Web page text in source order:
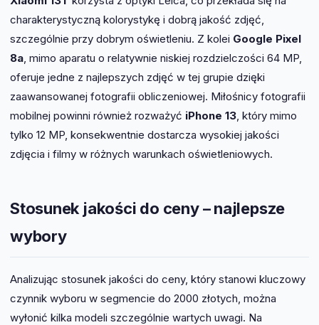
charakterystyczną kolorystykę i dobrą jakość zdjęć,
szczególnie przy dobrym oświetleniu. Z kolei Google Pixel
8a, mimo aparatu o relatywnie niskiej rozdzielczości 64 MP,
oferuje jedne z najlepszych zdjęć w tej grupie dzięki
zaawansowanej fotografii obliczeniowej. Miłośnicy fotografii
mobilnej powinni również rozważyć iPhone 13, który mimo
tylko 12 MP, konsekwentnie dostarcza wysokiej jakości
zdjęcia i filmy w różnych warunkach oświetleniowych.
Stosunek jakości do ceny – najlepsze
wybory
Analizując stosunek jakości do ceny, który stanowi kluczowy
czynnik wyboru w segmencie do 2000 złotych, można
wyłonić kilka modeli szczególnie wartych uwagi. Na